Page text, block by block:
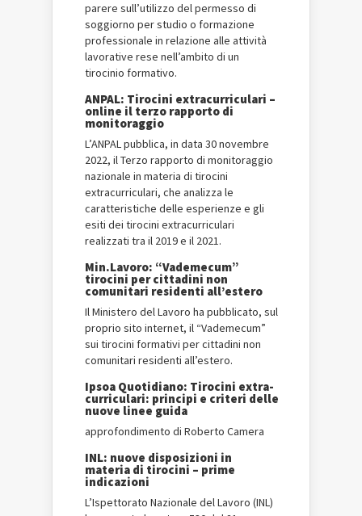
parere sull’utilizzo del permesso di
soggiorno per studio o formazione
professionale in relazione alle attività
lavorative rese nell’ambito di un
tirocinio formativo.
ANPAL: Tirocini extracurriculari –
online il terzo rapporto di
monitoraggio
L’ANPAL pubblica, in data 30 novembre
2022, il Terzo rapporto di monitoraggio
nazionale in materia di tirocini
extracurriculari, che analizza le
caratteristiche delle esperienze e gli
esiti dei tirocini extracurriculari
realizzati tra il 2019 e il 2021.
Min.Lavoro: “Vademecum”
tirocini per cittadini non
comunitari residenti all’estero
Il Ministero del Lavoro ha pubblicato, sul
proprio sito internet, il “Vademecum”
sui tirocini formativi per cittadini non
comunitari residenti all’estero.
Ipsoa Quotidiano: Tirocini extra-
curriculari: principi e criteri delle
nuove linee guida
approfondimento di Roberto Camera
INL: nuove disposizioni in
materia di tirocini – prime
indicazioni
L’Ispettorato Nazionale del Lavoro (INL)